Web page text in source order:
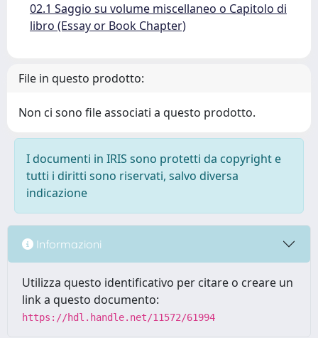
02.1 Saggio su volume miscellaneo o Capitolo di
libro (Essay or Book Chapter)
File in questo prodotto:
Non ci sono file associati a questo prodotto.
I documenti in IRIS sono protetti da copyright e
tutti i diritti sono riservati, salvo diversa
indicazione
Informazioni
Utilizza questo identificativo per citare o creare un
link a questo documento:
https://hdl.handle.net/11572/61994